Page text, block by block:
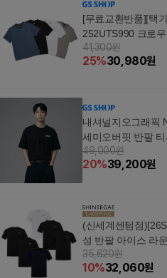
[무료교환반품][택
252UTS990 크로
팔 티셔츠 4종택 1
41,300원
25%30,980원
내셔널지오그래픽
세미오버핏 반팔
49,000원
20%39,200원
(신세계센텀점
성 반팔 아이스 라
냉감,운동복
35,620원
10%32,060원